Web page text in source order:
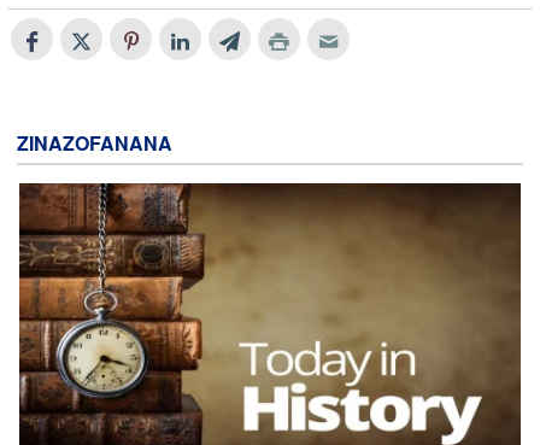
ZINAZOFANANA